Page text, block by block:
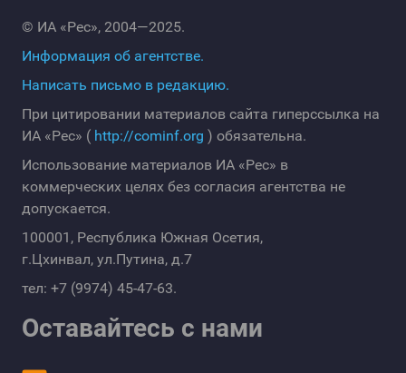
© ИА «Рес», 2004—2025.
Информация об агентстве.
Написать письмо в редакцию.
При цитировании материалов сайта гиперссылка на
ИА «Рес» ( http://cominf.org ) обязательна.
Использование материалов ИА «Рес» в
коммерческих целях без согласия агентства не
допускается.
100001, Республика Южная Осетия,
г.Цхинвал, ул.Путина, д.7
тел: +7 (9974) 45-47-63.
Оставайтесь с нами